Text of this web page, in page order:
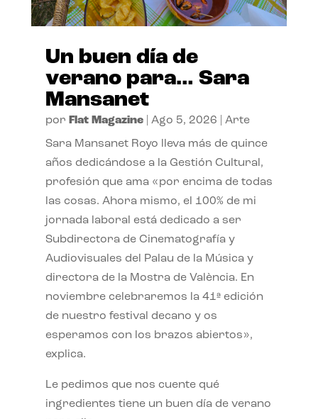
Un buen día de
verano para… Sara
Mansanet
por Flat Magazine| Ago 5, 2026 Arte
Sara Mansanet Royo lleva más de quince
años dedicándose a la Gestión Cultural,
profesión que ama «por encima de todas
las cosas. Ahora mismo, el 100% de mi
jornada laboral está dedicado a ser
Subdirectora de Cinematografía y
Audiovisuales del Palau de la Música y
directora de la Mostra de València. En
noviembre celebraremos la 41ª edición
de nuestro festival decano y os
esperamos con los brazos abiertos»,
explica.
Le pedimos que nos cuente qué
ingredientes tiene un buen día de verano